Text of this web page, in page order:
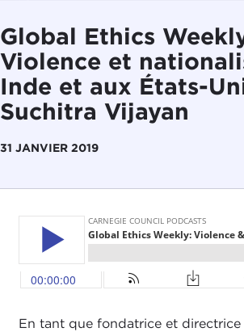
Global Ethics
Violence et
Inde et aux États-
Suchitra Vijayan
31 JANVIER 2019
En tant que fondatrice et directrice